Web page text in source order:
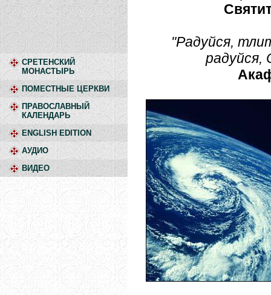
СРЕТЕНСКИЙ
МОНАСТЫРЬ
ПОМЕСТНЫЕ ЦЕРКВИ
ПРАВОСЛАВНЫЙ
КАЛЕНДАРЬ
ENGLISH EDITION
АУДИО
ВИДЕО
"Радуйся,